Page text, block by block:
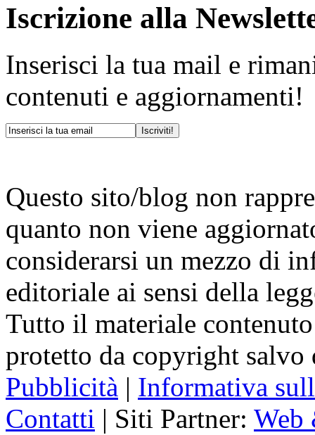
Iscrizione alla
Inserisci la tua mail e
contenuti e aggiornamenti!
Questo sito/blog non
quanto non viene
considerarsi un mezzo di
editoriale ai sensi della
Tutto il materiale
protetto da copyright salvo
Pubblicità | Informativa
Contatti | Siti Partner: Web